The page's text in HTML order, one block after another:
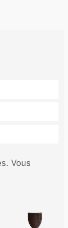
Vous